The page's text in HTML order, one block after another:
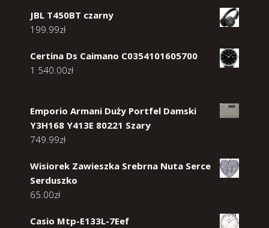
JBL T450BT czarny
199.99zł
Certina Ds Caimano C0354101605700
1 540.00zł
Emporio Armani Duży Portfel Damski
Y3H168 Y413E 80221 Szary
749.99zł
Wisiorek Zawieszka Srebrna Nuta Serce
Serduszko
65.00zł
Casio Mtp-E133L-7Eef